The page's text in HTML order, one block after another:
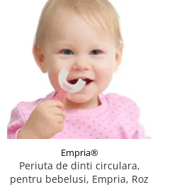
Empria®
Periuta de dinti circulara,
pentru bebelusi, Empria, Roz